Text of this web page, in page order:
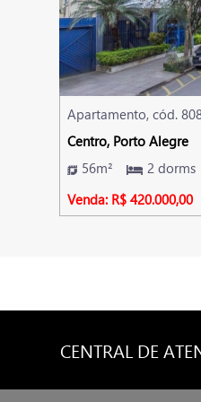
Apartamento, cód.
Centro, Porto Alegre
56m²
2 dorms
Venda: R$ 420.000,00
CENTRAL DE